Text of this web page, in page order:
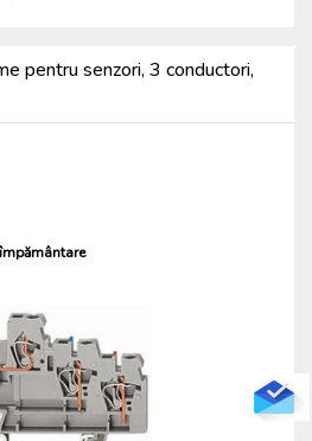
pentru senzori, 3 conductori,